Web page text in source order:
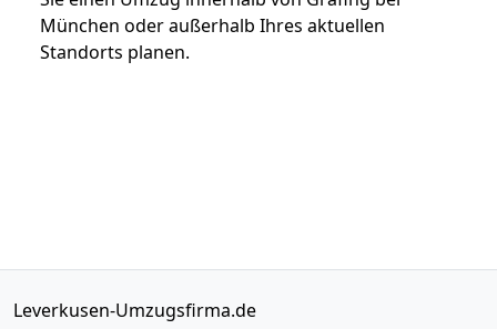
München oder außerhalb Ihres aktuellen
Standorts planen.
Leverkusen-Umzugsfirma.de